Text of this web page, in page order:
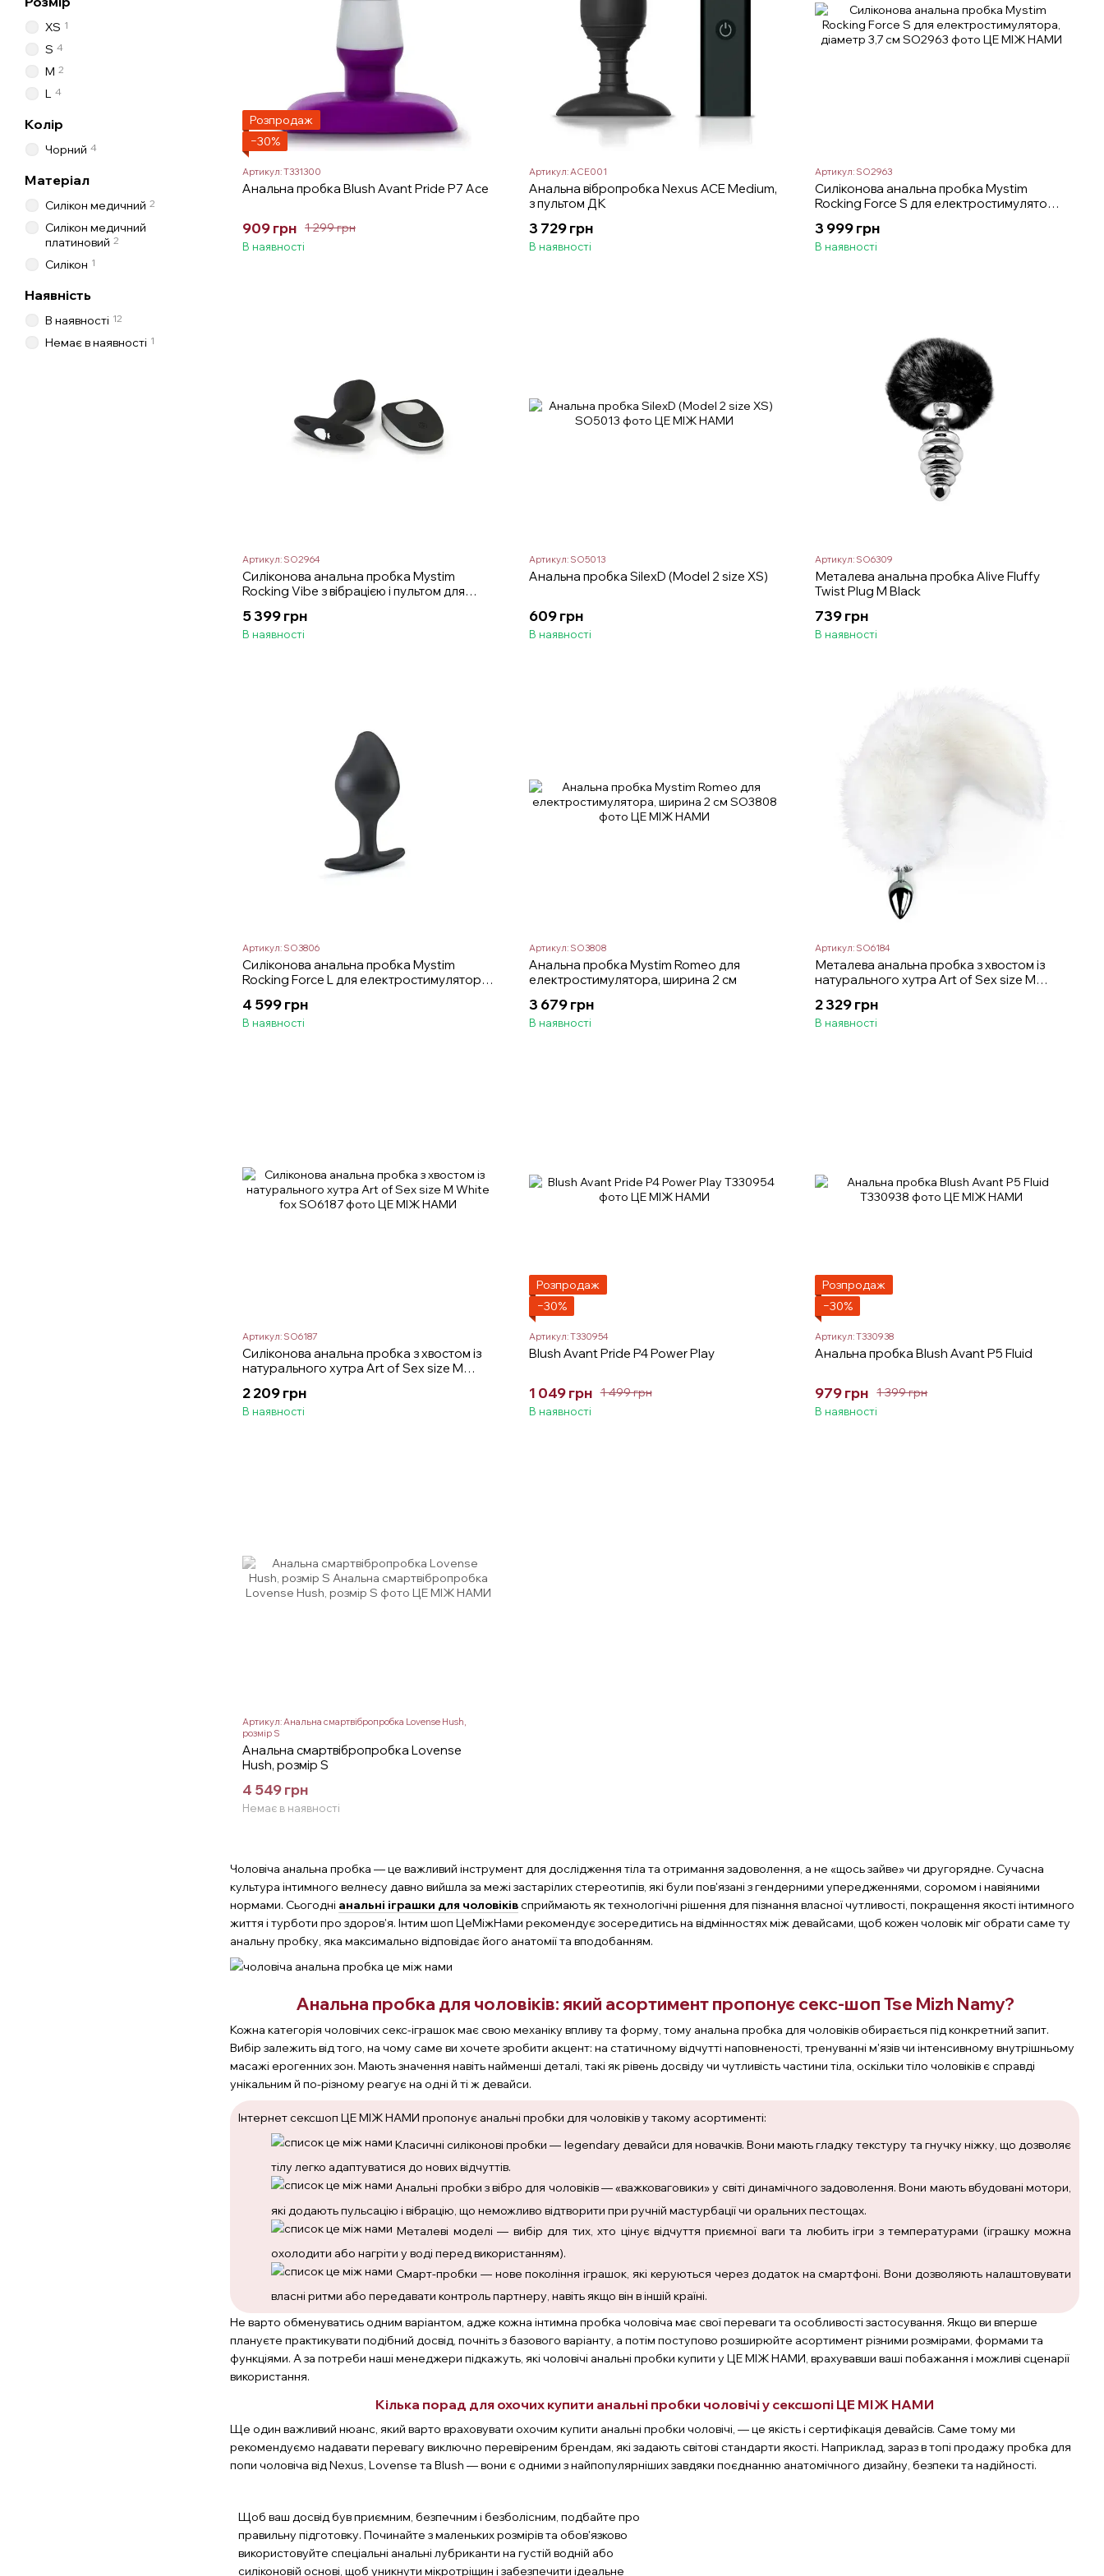
Чоловіча анальна пробка — це важливий інструмент для дослідження тіла та отримання задоволення, а не «щось зайве» чи другорядне. Сучасна
культура інтимного велнесу давно вийшла за межі застарілих стереотипів, які були пов'язані з гендерними упередженнями, соромом і навіяними
нормами. Сьогодні анальні іграшки для чоловіківсприймають як технологічні рішення для пізнання власної чутливості, покращення якості інтимного
життя і турботи про здоров'я. Інтим шоп ЦеМіжНами рекомендує зосередитись на відмінностях між девайсами, щоб кожен чоловік міг обрати саме ту
анальну пробку, яка максимально відповідає його анатомії та вподобанням.
Анальна пробка для чоловіків: який асортимент пропонує секс-шоп Tse Mizh Namy?
Кожна категорія чоловічих секс-іграшок має свою механіку впливу та форму, тому анальна пробка для чоловіків обирається під конкретний запит.
Вибір залежить від того, на чому саме ви хочете зробити акцент: на статичному відчутті наповненості, тренуванні м'язів чи інтенсивному внутрішньому
масажі ерогенних зон. Мають значення навіть найменші деталі, такі як рівень досвіду чи чутливість частини тіла, оскільки тіло чоловіків є справді
унікальним й по-різному реагує на одні й ті ж девайси.
Інтернет сексшоп ЦЕ МІЖ НАМИ пропонує анальні пробки для чоловіків у такому асортименті:
Класичні силіконові пробки — legendary девайси для новачків. Вони мають гладку текстуру та гнучку ніжку, що дозволяє
тілу легко адаптуватися до нових відчуттів.
Анальні пробки з вібро для чоловіків — «важковаговики» у світі динамічного задоволення. Вони мають вбудовані мотори,
які додають пульсацію і вібрацію, що неможливо відтворити при ручній мастурбації чи оральних пестощах.
Металеві моделі — вибір для тих, хто цінує відчуття приємної ваги та любить ігри з температурами (іграшку можна
охолодити або нагріти у воді перед використанням).
Смарт-пробки — нове покоління іграшок, які керуються через додаток на смартфоні. Вони дозволяють налаштовувати
власні ритми або передавати контроль партнеру, навіть якщо він в іншій країні.
Не варто обменуватись одним варіантом, адже кожна інтимна пробка чоловіча має свої переваги та особливості застосування. Якщо ви вперше
плануєте практикувати подібний досвід, почніть з базового варіанту, а потім поступово розширюйте асортимент різними розмірами, формами та
функціями. А за потреби наші менеджери підкажуть, які чоловічі анальні пробки купити у ЦЕ МІЖ НАМИ, врахувавши ваші побажання і можливі сценарії
використання.
Кілька порад для охочих купити анальні пробки чоловічі у сексшопі ЦЕ МІЖ НАМИ
Ще один важливий нюанс, який варто враховувати охочим купити анальні пробки чоловічі, — це якість і сертифікація девайсів. Саме тому ми
рекомендуємо надавати перевагу виключно перевіреним брендам, які задають світові стандарти якості. Наприклад, зараз в топі продажу пробка для
попи чоловіча від Nexus, Lovense та Blush — вони є одними з найпопулярніших завдяки поєднанню анатомічного дизайну, безпеки та надійності.
Щоб ваш досвід був приємним, безпечним і безболісним, подбайте про
правильну підготовку. Починайте з маленьких розмірів та обов'язково
використовуйте спеціальні анальні лубриканти на густій водній або
силіконовій основі, щоб уникнути мікротріщин і забезпечити ідеальне
Розпродаж
−30%
Артикул: T331300
Анальна пробка Blush Avant Pride P7 Ace
1 299 грн
909 грн
В наявності
Артикул: ACE001
Анальна вібропробка Nexus ACE Medium,
з пультом ДК
3 729 грн
В наявності
Артикул: SO2963
Силіконова анальна пробка Mystim
Rocking Force S для електростимулятора,
3 999 грн
В наявності
Артикул: SO2964
Силіконова анальна пробка Mystim
Rocking Vibe з вібрацією і пультом для
5 399 грн
В наявності
Артикул: SO5013
Анальна пробка SilexD (Model 2 size XS)
609 грн
В наявності
Артикул: SO6309
Металева анальна пробка Alive Fluffy
Twist Plug M Black
739 грн
В наявності
Артикул: SO3806
Силіконова анальна пробка Mystim
Rocking Force L для електростимулятора,
4 599 грн
В наявності
Артикул: SO3808
Анальна пробка Mystim Romeo для
електростимулятора, ширина 2 см
3 679 грн
В наявності
Артикул: SO6184
Металева анальна пробка з хвостом із
натурального хутра Art of Sex size M
2 329 грн
В наявності
Артикул: SO6187
Силіконова анальна пробка з хвостом із
натурального хутра Art of Sex size M
2 209 грн
В наявності
Розпродаж
−30%
Артикул: T330954
Blush Avant Pride P4 Power Play
1 499 грн
1 049 грн
В наявності
Розпродаж
−30%
Артикул: T330938
Анальна пробка Blush Avant P5 Fluid
1 399 грн
979 грн
В наявності
Артикул: Анальна смартвібропробка Lovense Hush,
розмір S
Анальна смартвібропробка Lovense
Hush, розмір S
4 549 грн
Немає в наявності
XS 1
S 4
M 2
L 4
Колір
Чорний 4
Матеріал
Силікон медичний 2
Силікон медичний
платиновий 2
Силікон 1
Наявність
В наявності 12
Немає в наявності 1